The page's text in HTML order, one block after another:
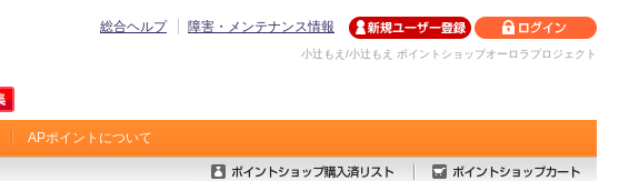
総合ヘルプ 障害・メンテナンス情報
小辻もえ/小辻もえ ポイントショップオーロラプロジェクト
APポイントについて